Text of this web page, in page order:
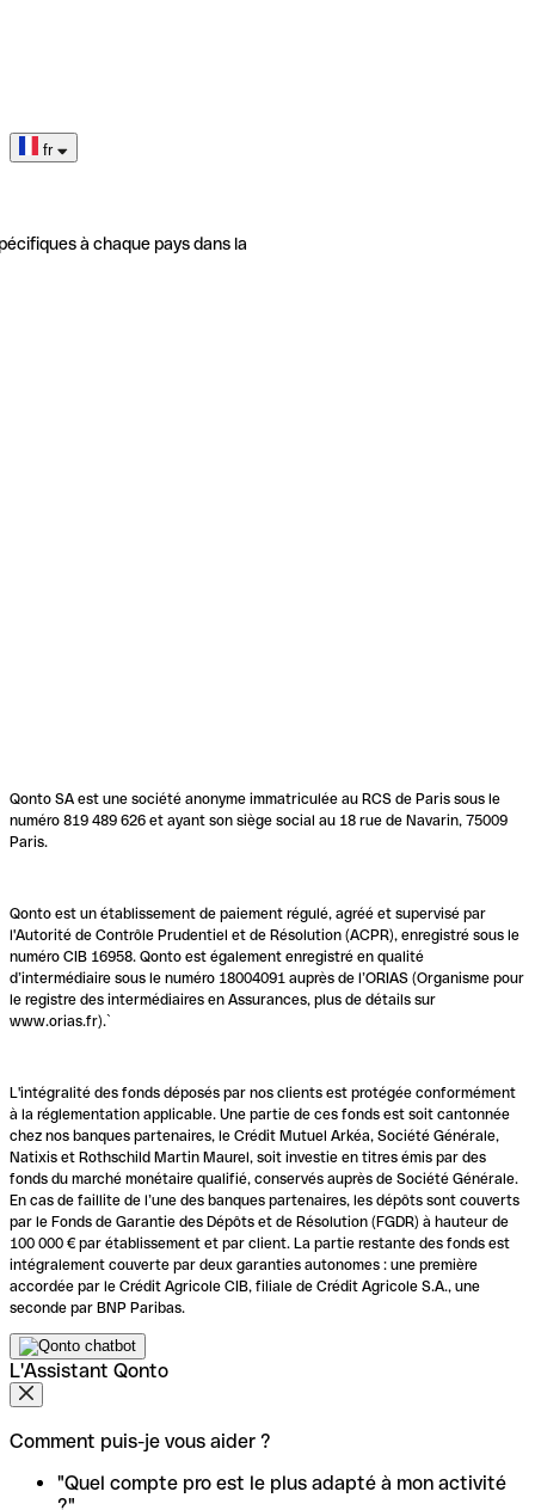
fr
à chaque pays dans la
Qonto SA est une société anonyme immatriculée au RCS de Paris sous le
numéro 819 489 626 et ayant son siège social au 18 rue de Navarin, 75009
Paris.
Qonto est un établissement de paiement régulé, agréé et supervisé par
l'Autorité de Contrôle Prudentiel et de Résolution (ACPR), enregistré sous le
numéro CIB 16958. Qonto est également enregistré en qualité
d’intermédiaire sous le numéro 18004091 auprès de l’ORIAS (Organisme pour
le registre des intermédiaires en Assurances, plus de détails sur
www.orias.fr).`
L'intégralité des fonds déposés par nos clients est protégée conformément
à la réglementation applicable. Une partie de ces fonds est soit cantonnée
chez nos banques partenaires, le Crédit Mutuel Arkéa, Société Générale,
Natixis et Rothschild Martin Maurel, soit investie en titres émis par des
fonds du marché monétaire qualifié, conservés auprès de Société Générale.
En cas de faillite de l’une des banques partenaires, les dépôts sont couverts
par le Fonds de Garantie des Dépôts et de Résolution (FGDR) à hauteur de
100 000 € par établissement et par client. La partie restante des fonds est
intégralement couverte par deux garanties autonomes : une première
accordée par le Crédit Agricole CIB, filiale de Crédit Agricole S.A., une
seconde par BNP Paribas.
L'Assistant Qonto
Comment puis-je vous aider ?
"Quel compte pro est le plus adapté à mon activité